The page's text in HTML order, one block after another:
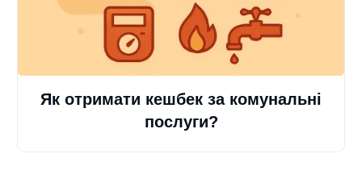
Як отримати кешбек за комунальні
послуги?